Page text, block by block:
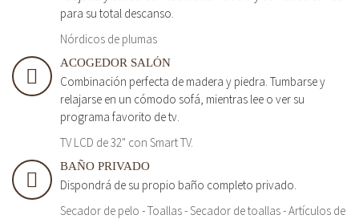
para su total descanso.
Nórdicos de plumas
ACOGEDOR SALÓN
Combinación perfecta de madera y piedra. Tumbarse y
relajarse en un cómodo sofá, mientras lee o ver su
programa favorito de tv.
TV LCD de 32" con Smart TV.
BAÑO PRIVADO
Dispondrá de su propio baño completo privado.
Secador de pelo - Toallas - Secador de toallas - Artículos de